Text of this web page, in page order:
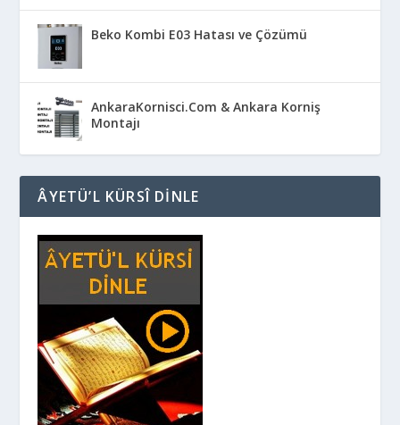
Beko Kombi E03 Hatası ve Çözümü
AnkaraKornisci.Com & Ankara Korniş
Montajı
ÂYETÜ’L KÜRSÎ DINLE